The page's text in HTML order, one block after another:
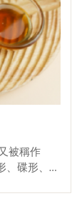
蜜：少許
粉＋水＋
麵糊靜置4
花袋裡) 剪
面，即可
照個人喜
鵝掌柴蜜
攪拌好的
小技巧：
。(可用塑
等一片熟
被稱作
、碟形、輪